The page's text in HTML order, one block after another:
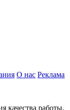
О нас Реклама
качества работы.